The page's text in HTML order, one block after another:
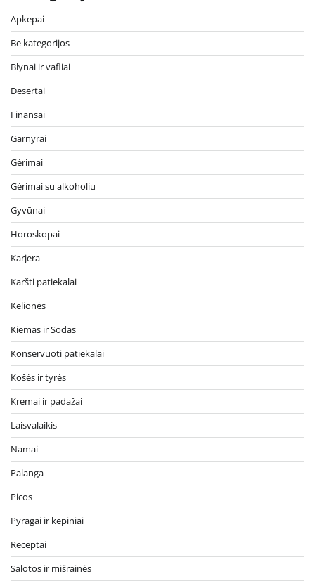
Apkepai
Be kategorijos
Blynai ir vafliai
Desertai
Finansai
Garnyrai
Gėrimai
Gėrimai su alkoholiu
Gyvūnai
Horoskopai
Karjera
Karšti patiekalai
Kelionės
Kiemas ir Sodas
Konservuoti patiekalai
Košės ir tyrės
Kremai ir padažai
Laisvalaikis
Namai
Palanga
Picos
Pyragai ir kepiniai
Receptai
Salotos ir mišrainės